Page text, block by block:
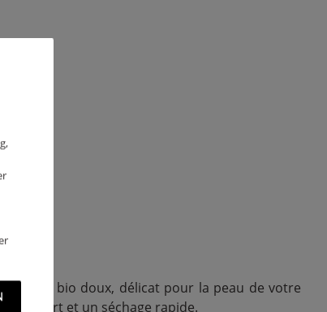
coton bio doux, délicat pour la peau de votre
confort et un séchage rapide.